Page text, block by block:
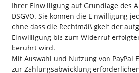
Ihrer Einwilligung auf Grundlage des
DSGVO. Sie können die Einwilligung
ohne dass die Rechtmäßigkeit der
Einwilligung bis zum Widerruf
berührt wird.
Mit Auswahl und Nutzung von PayPal
zur Zahlungsabwicklung